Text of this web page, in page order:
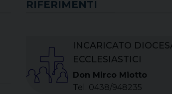
RIFERIMENTI
INCARICATO
ECCLESIASTICI
Don Mirco Miotto
Tel. 0438/948235